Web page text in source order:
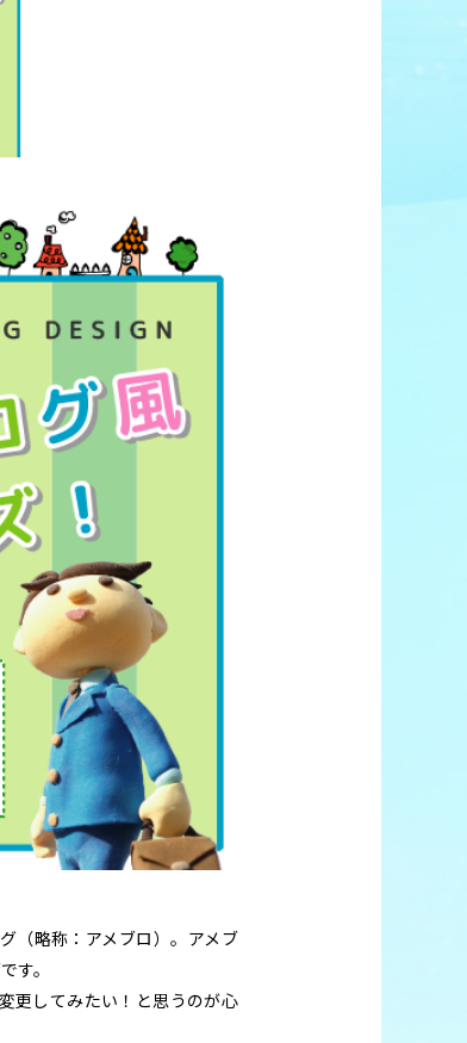
（略称：アメブロ）。アメブ
す。
更してみたい！と思うのが心